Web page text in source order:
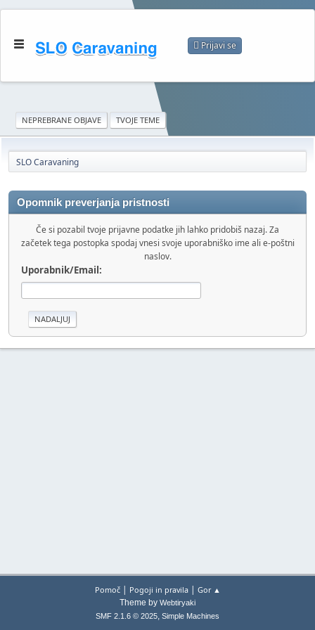
Prijavi se
NEPREBRANE OBJAVE TVOJE TEME
SLO Caravaning
Opomnik preverjanja pristnosti
Če si pozabil tvoje prijavne podatke jih lahko pridobiš nazaj. Za
začetek tega postopka spodaj vnesi svoje uporabniško ime ali e-poštni
naslov.
Uporabnik/Email:
Pomoč| Pogoji in pravila| Gor ▲
Theme by Webtiryaki
SMF 2.1.6 © 2025, Simple Machines